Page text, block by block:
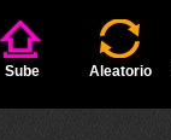
Sube Aleatorio